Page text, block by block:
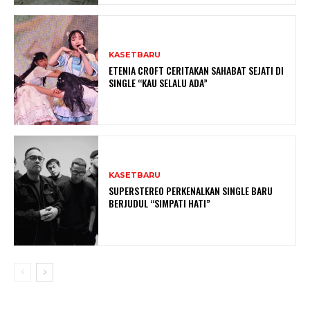
KASETBARU
ETENIA CROFT CERITAKAN SAHABAT SEJATI DI
SINGLE “KAU SELALU ADA”
KASETBARU
SUPERSTEREO PERKENALKAN SINGLE BARU
BERJUDUL “SIMPATI HATI”